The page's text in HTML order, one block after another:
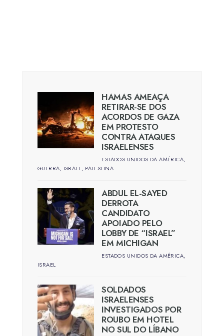
HAMAS AMEAÇA
RETIRAR-SE DOS
ACORDOS DE GAZA
EM PROTESTO
CONTRA ATAQUES
ISRAELENSES
ESTADOS UNIDOS DA AMÉRICA,
GUERRA, ISRAEL, PALESTINA
ABDUL EL-SAYED
DERROTA
CANDIDATO
APOIADO PELO
LOBBY DE “ISRAEL”
EM MICHIGAN
ESTADOS UNIDOS DA AMÉRICA,
ISRAEL
SOLDADOS
ISRAELENSES
INVESTIGADOS POR
ROUBO EM HOTEL
NO SUL DO LÍBANO